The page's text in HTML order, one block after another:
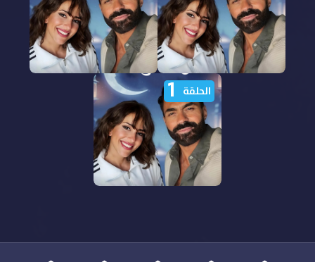
مشاهدة مسلسل المصيدة
مشاهدة مسلسل المصيدة
الحلقة 2 الثانية HD
الحلقة 1